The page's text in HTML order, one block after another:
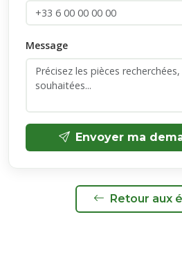
Message
Envoyer ma
Retour aux